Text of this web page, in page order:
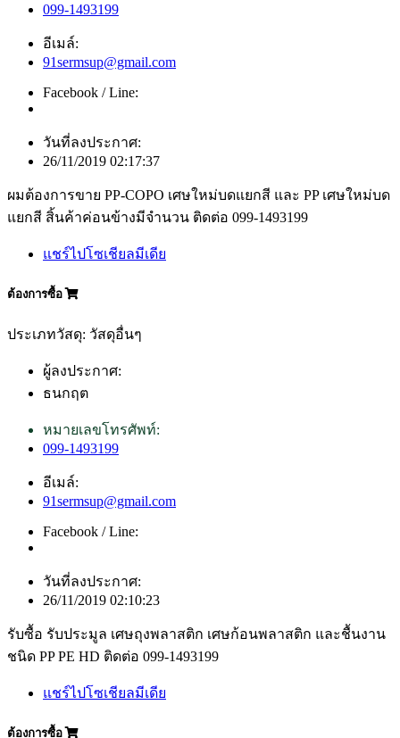
099-1493199
อีเมล์:
91sermsup@gmail.com
Facebook / Line:
วันที่ลงประกาศ:
26/11/2019 02:17:37
ผมต้องการขาย PP-COPO เศษใหม่บดแยกสี และ PP เศษใหม่บด
แยกสี สิ้นค้าค่อนข้างมีจำนวน ติดต่อ 099-1493199
แชร์ไปโซเชียลมีเดีย
ต้องการซื้อ
ประเภทวัสดุ: วัสดุอื่นๆ
ผู้ลงประกาศ:
ธนกฤต
หมายเลขโทรศัพท์:
099-1493199
อีเมล์:
91sermsup@gmail.com
Facebook / Line:
วันที่ลงประกาศ:
26/11/2019 02:10:23
รับซื้อ รับประมูล เศษถุงพลาสติก เศษก้อนพลาสติก และชื้นงาน
ชนิด PP PE HD ติดต่อ 099-1493199
แชร์ไปโซเชียลมีเดีย
ต้องการซื้อ